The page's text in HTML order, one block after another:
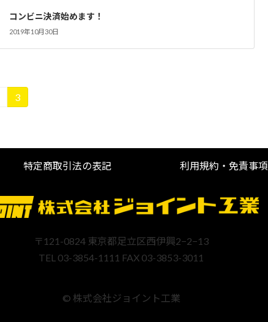
コンビニ決済始めます！
2019年10月30日
固
3
特定商取引法の表記 利用規約・免責事項
〒121-0824 東京都足立区西伊興2−2−13
TEL 03-3854-1111 FAX 03-3853-3011
© 株式会社ジョイント工業